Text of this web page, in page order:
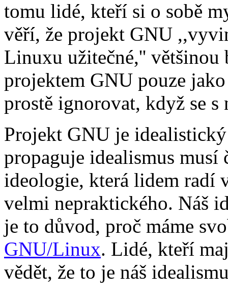
tomu lidé, kteří si o sobě
věří, že projekt GNU
Linuxu užitečné,'' většinou
projektem GNU pouze
prostě ignorovat, když se s
Projekt GNU je
propaguje idealismus musí
ideologie, která lidem radí
velmi nepraktického. Náš
je to důvod, proč máme
GNU/Linux. Lidé, kteří
vědět, že to je náš